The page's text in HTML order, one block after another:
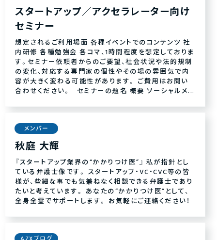
スタートアップ／アクセラレーター向け
セミナー
想定されるご利用場面 各種イベントでのコンテンツ 社
内研修 各種勉強会 各コマ、1時間程度を想定しておりま
す。セミナー依頼者からのご要望、社会状況や法的規制
の変化、対応する専門家の個性やその場の雰囲気で内
容が大きく変わる可能性があります。 ご費用はお問い
合わせください。 セミナーの題名 概要 ソーシャルメ...
メンバー
秋庭 大輝
『スタートアップ業界の“かかりつけ医”』 私が指針とし
ている弁護士像です。 スタートアップ・VC・CVC等の皆
様が、些細な事でも気兼ねなく相談できる弁護士であり
たいと考えています。 あなたの“かかりつけ医”として、
全身全霊でサポートします。 お気軽にご連絡ください！